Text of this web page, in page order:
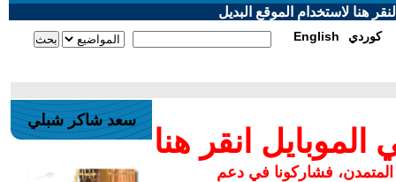
هنا لاستخدام الموقع البديل
English كوردي
انقر هنا
المتمدن، فشاركونا في دعم
سعد شاكر شبلي